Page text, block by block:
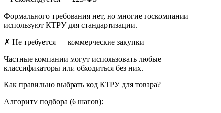
Формального требования нет, но многие госкомпании
используют КТРУ для стандартизации.
✗ Не требуется — коммерческие закупки
Частные компании могут использовать любые
классификаторы или обходиться без них.
Как правильно выбрать код КТРУ для товара?
Алгоритм подбора (6 шагов):